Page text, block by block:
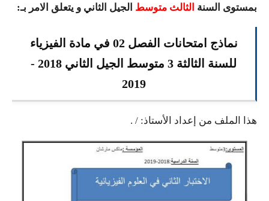
السنة الاولى متوسط
السنة الثانية متوسط
السنة الثالثة متوسط
السنة الرابعة متوسط
بنك الفروض و الاختبارات
محفظة الأستاذ
بمستوى السنة الثالث متوسط الجيل الثاني و يتعلق الامر بـ:
نماذج امتحانات الفصل 02 في مادة الفيزياء
للسنة الثالثة 3 متوسط الجيل الثاني 2018 -
2019
هذا الملف من إعداد الأستاذ: / .